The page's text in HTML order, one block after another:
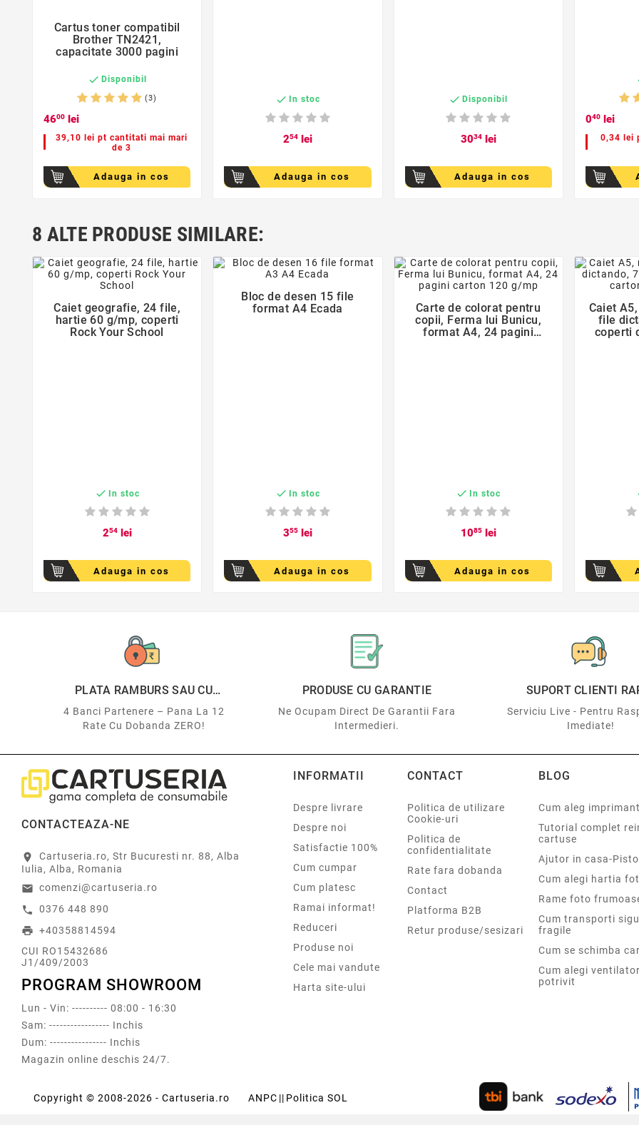

Cartus toner compatibil
Brother TN2421,
capacitate 3000 pagini
 Disponibil
(3)
4600 lei
39,10 lei pt cantitati mai mari
de 3
Adauga in cos
 In stoc
254lei
Adauga in cos
 Disponibil
3034lei
Adauga in cos
040lei
0,34 lei
8 ALTE PRODUSE SIMILARE:

favorite_border
Caiet geografie, 24 file,
hartie 60 g/mp, coperti
Rock Your School
 In stoc
254lei
Adauga in cos

favorite_border
Bloc de desen 15 file
format A4 Ecada
 In stoc
355lei
Adauga in cos

favorite_border
Carte de colorat pentru
copii, Ferma lui Bunicu,
format A4, 24 pagini
 In stoc
1085lei
Adauga in cos
Caiet
file
coperti
PLATA RAMBURS SAU CU
4 Banci Partenere – Pana La 12
Rate Cu Dobanda ZERO!
PRODUSE CU GARANTIE
Ne Ocupam Direct De Garantii Fara
Intermedieri.
SUPORT CLIENTI
Serviciu Live - Pentru
Imediate!
CONTACTEAZA-NE
location_on
Cartuseria.ro, Str Bucuresti nr. 88, Alba
Iulia, Alba, Romania
email comenzi@cartuseria.ro
call 0376 448 890
print +40358814594
CUI RO15432686
J1/409/2003
PROGRAM SHOWROOM
Lun - Vin: ---------- 08:00 - 16:30
Sam: ----------------- Inchis
Dum: ---------------- Inchis
Magazin online deschis 24/7.
INFORMATII
Despre livrare
Despre noi
Satisfactie 100%
Cum cumpar
Cum platesc
Ramai informat!
Reduceri
Produse noi
Cele mai vandute
Harta site-ului
CONTACT
Politica de utilizare
Cookie-uri
Politica de
confidentialitate
Rate fara dobanda
Contact
Platforma B2B
Retur produse/sesizari
BLOG
Cum aleg
Tutorial complet
cartuse
Ajutor in casa-
Cum alegi hartia
Rame foto
Cum transporti
fragile
Cum se schimba
Cum alegi
potrivit
Copyright © 2008-2026 - Cartuseria.ro ANPC || Politica SOL